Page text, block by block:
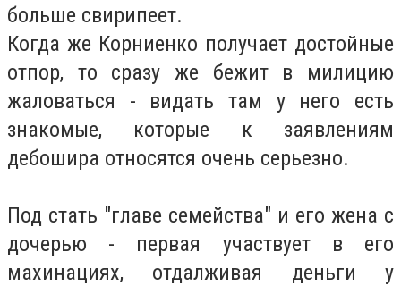
больше свирипеет.
Когда же Корниенко получает достойные
отпор, то сразу же бежит в милицию
жаловаться - видать там у него есть
знакомые, которые к заявлениям
дебошира относятся очень серьезно.
Под стать "главе семейства" и его жена с
дочерью - первая участвует в его
махинациях, отдалживая деньги у